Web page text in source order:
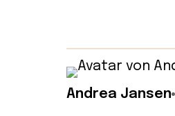
Andrea Jansen